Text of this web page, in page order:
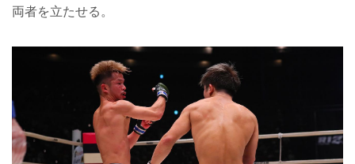
両者を立たせる。